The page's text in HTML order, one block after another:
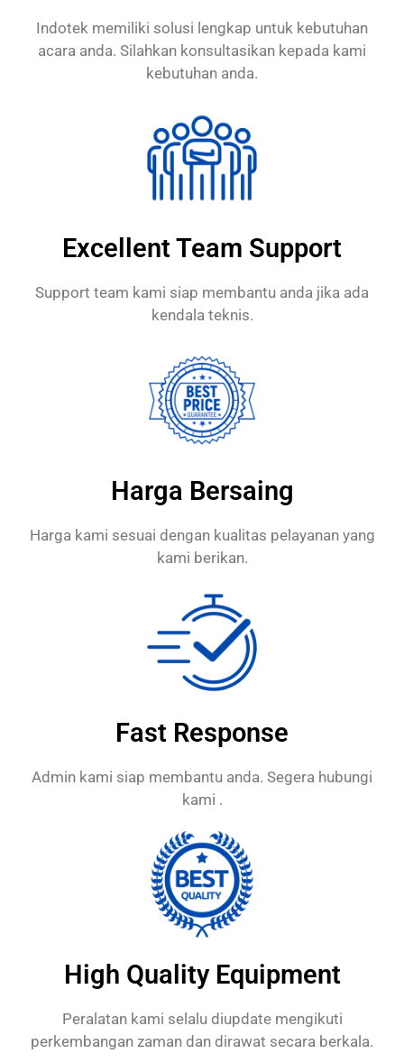
Indotek memiliki solusi lengkap untuk kebutuhan
acara anda. Silahkan konsultasikan kepada kami
kebutuhan anda.
Excellent Team Support
Support team kami siap membantu anda jika ada
kendala teknis.
Harga Bersaing
Harga kami sesuai dengan kualitas pelayanan yang
kami berikan.
Fast Response
Admin kami siap membantu anda. Segera hubungi
kami .
High Quality Equipment
Peralatan kami selalu diupdate mengikuti
perkembangan zaman dan dirawat secara berkala.